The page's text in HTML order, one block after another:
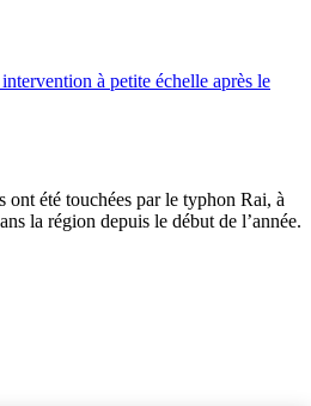
des provinces isolées de
à petite échelle après le
ont été touchées par le typhon Rai, à
la région depuis le début de l’année.